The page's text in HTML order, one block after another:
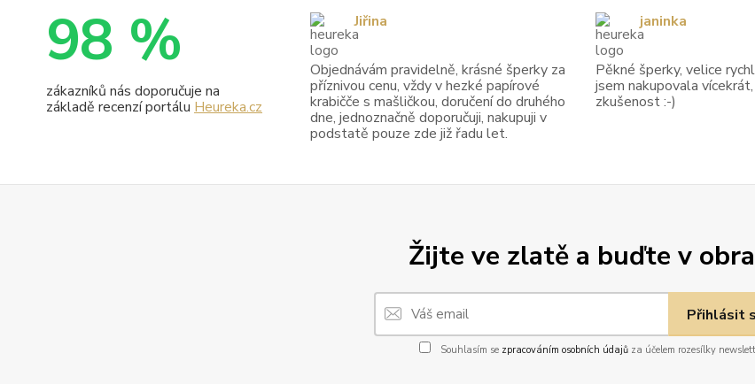
Žijte ve zlatě a buďte v
Přihlásit
Souhlasím se zpracováním osobních údajůza účelem rozesílky
98 %
zákazníků nás doporučuje na
základě recenzí portálu Heureka.cz
Objednávám pravidelně, krásné šperky za
příznivou cenu, vždy v hezké papírové
krabičče s mašličkou, doručení do druhého
dne, jednoznačně doporučuji, nakupuji v
podstatě pouze zde již řadu let.
Jiřina
Pěkné šperky, velice
jsem nakupovala
zkušenost :-)
janinka